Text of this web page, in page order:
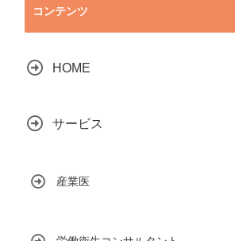
コンテンツ
HOME
サービス
産業医